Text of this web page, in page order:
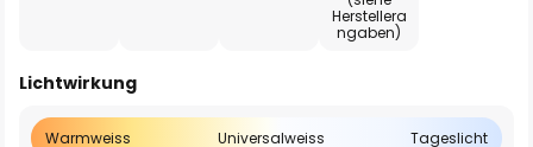
Herstellera
ngaben)
Lichtwirkung
Warmweiss Universalweiss Tageslicht